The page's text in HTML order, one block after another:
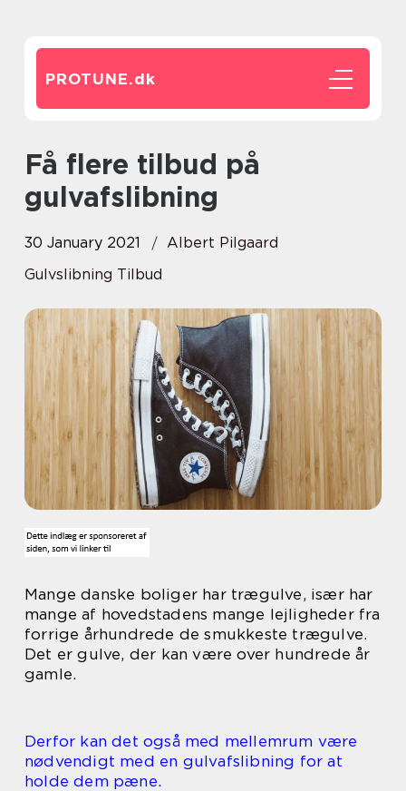
PROTUNE.dk
Få flere tilbud på
gulvafslibning
30 January 2021
Albert Pilgaard
Gulvslibning Tilbud
Mange danske boliger har trægulve, især har
mange af hovedstadens mange lejligheder fra
forrige århundrede de smukkeste trægulve.
Det er gulve, der kan være over hundrede år
gamle.
Derfor kan det også med mellemrum være
nødvendigt med en gulvafslibning for at
holde dem pæne.